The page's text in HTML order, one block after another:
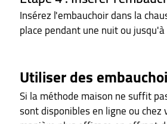
Insérez l'embauchoir dans la
place pendant une nuit ou
Utiliser des
Si la méthode maison ne suffit
sont disponibles en ligne ou